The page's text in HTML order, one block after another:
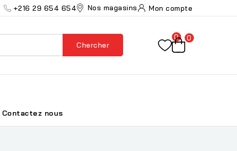
+216 29 654 654 Nos magasins Mon compte
Chercher
0 0
Contactez nous